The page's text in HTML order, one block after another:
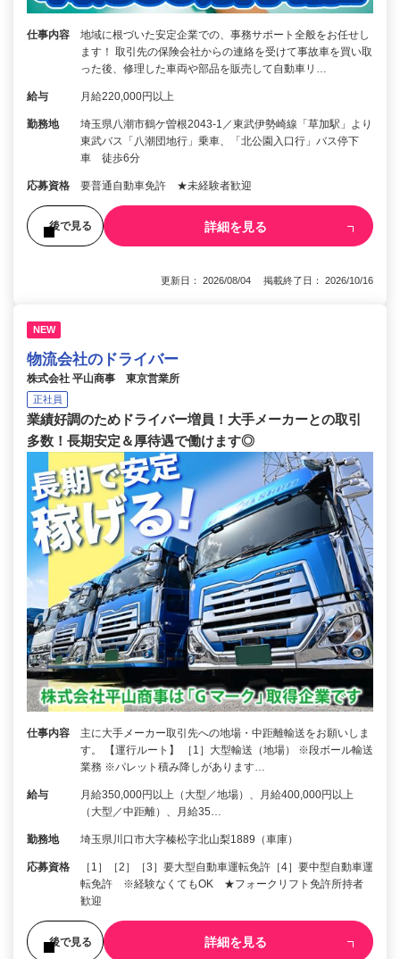
仕事内容
地域に根づいた安定企業での、事務サポート全般をお任せし
ます！ 取引先の保険会社からの連絡を受けて事故車を買い取
った後、修理した車両や部品を販売して自動車リ…
給与 月給220,000円以上
勤務地
埼玉県八潮市鶴ケ曽根2043-1／東武伊勢崎線「草加駅」より
東武バス「八潮団地行」乗車、「北公園入口行」バス停下
車 徒歩6分
応募資格 要普通自動車免許 ★未経験者歓迎
後で見る 詳細を見る
更新日： 2026/08/04 掲載終了日： 2026/10/16
NEW
物流会社のドライバー
株式会社 平山商事 東京営業所
正社員
業績好調のためドライバー増員！大手メーカーとの取引
多数！長期安定＆厚待遇で働けます◎
仕事内容
主に大手メーカー取引先への地場・中距離輸送をお願いしま
す。 【運行ルート】 ［1］大型輸送（地場） ※段ボール輸送
業務 ※パレット積み降しがあります…
給与
月給350,000円以上（大型／地場）、月給400,000円以上
（大型／中距離）、月給35…
勤務地 埼玉県川口市大字榛松字北山梨1889（車庫）
応募資格
［1］［2］［3］要大型自動車運転免許［4］要中型自動車運
転免許 ※経験なくてもOK ★フォークリフト免許所持者
歓迎
後で見る 詳細を見る